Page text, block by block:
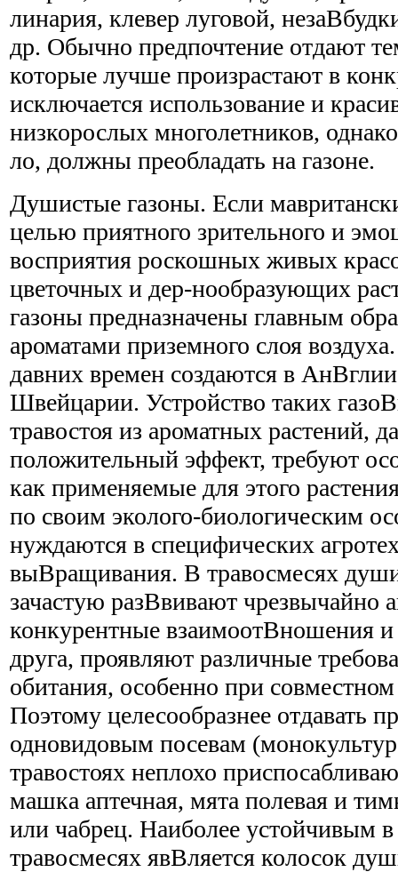
линария, клевер луговой,
др. Обычно предпочтение отдают
которые лучше произрастают в
исключается использование и
низкорослых многолетников,
ло, должны преобладать на газоне.
Душистые газоны. Если
целью приятного зрительного и
восприятия роскошных живых
цветочных и дер-нообразующих
газоны предназначены главным
ароматами приземного слоя
давних времен создаются в
Швейцарии. Устройство таких
травостоя из ароматных растений,
положительный эффект, требуют
как применяемые для этого
по своим эколого-биологическим
нуждаются в специфических
выВ­ращивания. В травосмесях
зачастую разВ­вивают чрезвычайно
конкурентные взаимоотВ­ношения и
друга, проявляют различные
обитания, особенно при
Поэтому целесообразнее отдавать
одновидовым посевам
травостоях неплохо
машка аптечная, мята полевая и
или чабрец. Наиболее устойчивым
травосмесях явВ­ляется колосок